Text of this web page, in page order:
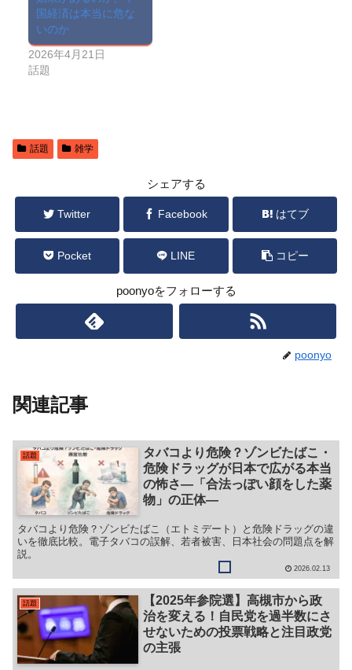
国経済は本当に危な
いのか
2026年4月21日
話題
話題 雑学
シェアする
Twitter Facebook はてブ
Pocket LINE コピー
poonyoをフォローする
poonyo
関連記事
話題
タバコより危険？ゾンビたばこ・
危険ドラッグが日本で広がる本当
の怖さ―「合法っぽい顔をした薬
物」の正体―
タバコより危険？ゾンビたばこ（エトミデート）と危険ドラッグの違
いを徹底比較。電子タバコの誤解、若者被害、日本社会の問題点を解
説。
2026.02.13
話題
【2025年参院選】高槻市から政
治を変える！自民党を過半数にさ
せないための投票戦略と注目政党
の主張